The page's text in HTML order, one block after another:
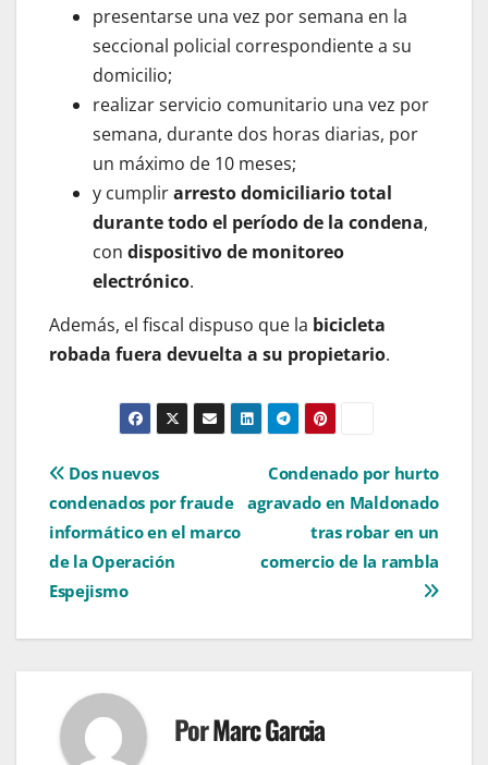
presentarse una vez por semana en la
seccional policial correspondiente a su
domicilio;
realizar servicio comunitario una vez por
semana, durante dos horas diarias, por
un máximo de 10 meses;
y cumplirarresto domiciliario total
durante todo el período de la condena,
con dispositivo de monitoreo
electrónico.
Además, el fiscal dispuso que la bicicleta
robada fuera devuelta a su propietario.
Navegación
de
entradas
Condenado por hurto
agravado en Maldonado
tras robar en un
comercio de la rambla
Dos nuevos
condenados por fraude
informático en el marco
de la Operación
Espejismo
PorMarc Garcia